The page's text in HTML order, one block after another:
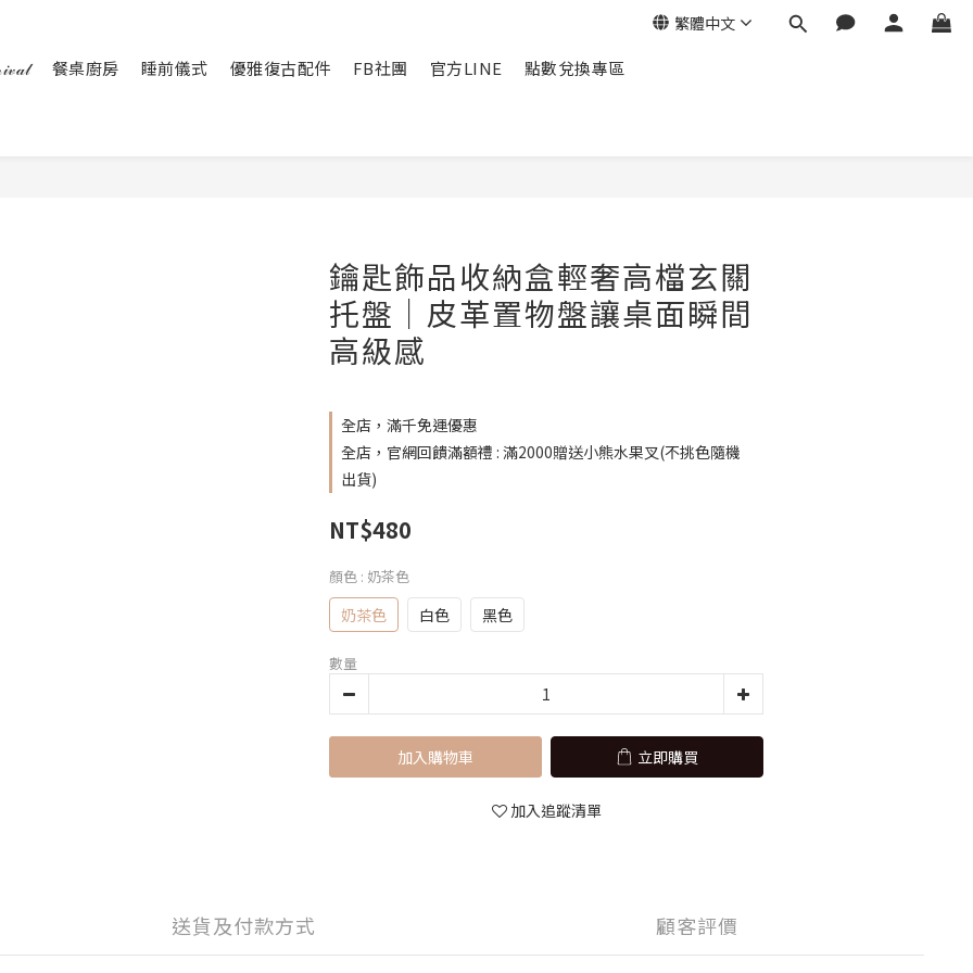
繁體中文
餐桌廚房 睡前儀式 優雅復古配件 FB社團 官方LINE 點數兌換專區
鑰匙飾品收納盒輕奢高檔玄關
托盤｜皮革置物盤讓桌面瞬間
高級感
全店，滿千免運優惠
全店，官網回饋滿額禮 : 滿2000贈送小熊水果叉(不挑色隨機
出貨)
NT$480
顏色 : 奶茶色
奶茶色 白色 黑色
數量
加入購物車 立即購買
加入追蹤清單
送貨及付款方式 顧客評價